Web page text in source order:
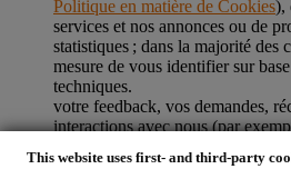
This website uses first- and third-party
Politique en matière de Cookies),
services et nos annonces ou de
statistiques ; dans la majorité des
mesure de vous identifier sur
techniques.
votre feedback, vos demandes,
interactions avec nous (par
téléphoniques).